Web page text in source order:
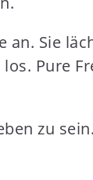
Sie
Pure
zu